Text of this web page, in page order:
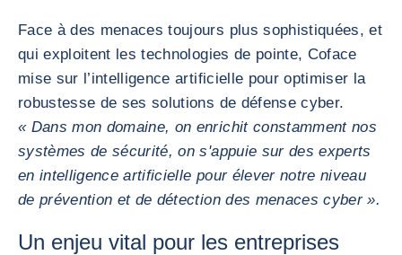
Face à des menaces toujours plus sophistiquées, et
qui exploitent les technologies de pointe, Coface
mise sur l’intelligence artificielle pour optimiser la
robustesse de ses solutions de défense cyber.
« Dans mon domaine, on enrichit constamment nos
systèmes de sécurité, on s'appuie sur des experts
en intelligence artificielle pour élever notre niveau
de prévention et de détection des menaces cyber ».
Un enjeu vital pour les entreprises